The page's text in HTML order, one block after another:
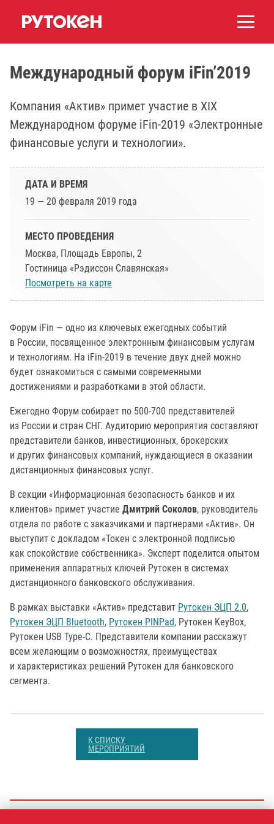
Международный форум iFin’2019
Компания «Актив» примет участие в XIX
Международном форуме iFin-2019 «Электронные
финансовые услуги и технологии».
ДАТА И ВРЕМЯ
19 — 20 февраля 2019 года
МЕСТО ПРОВЕДЕНИЯ
Москва, Площадь Европы, 2
Гостиница «Рэдиссон Славянская»
Посмотреть на карте
Форум iFin — одно из ключевых ежегодных событий
в России, посвященное электронным финансовым услугам
и технологиям. На iFin-2019 в течение двух дней можно
будет ознакомиться с самыми современными
достижениями и разработками в этой области.
Ежегодно Форум собирает по 500-700 представителей
из России и стран СНГ. Аудиторию мероприятия составляют
представители банков, инвестиционных, брокерских
и других финансовых компаний, нуждающиеся в оказании
дистанционных финансовых услуг.
В секции «Информационная безопасность банков и их
клиентов» примет участие Дмитрий Соколов, руководитель
отдела по работе с заказчиками и партнерами «Актив». Он
выступит с докладом «Токен с электронной подписью
как спокойствие собственника». Эксперт поделится опытом
применения аппаратных ключей Рутокен в системах
дистанционного банковского обслуживания.
В рамках выставки «Актив» представит Рутокен ЭЦП 2.0,
Рутокен ЭЦП Bluetooth, Рутокен PINPad, Рутокен KeyBox,
Рутокен USB Type-C. Представители компании расскажут
всем желающим о возможностях, преимуществах
и характеристиках решений Рутокен для банковского
сегмента.
К СПИСКУ
МЕРОПРИЯТИЙ